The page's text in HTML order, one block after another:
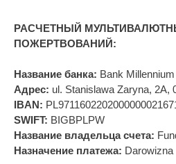
РАСЧЕТНЫЙ
ПОЖЕРТВОВАНИЙ:
Название банка: Bank
Адрес: ul. Stanislawa Zaryna, 2A,
IBAN:
SWIFT: BIGBPLPW
Название владельца счета:
Назначение платежа: